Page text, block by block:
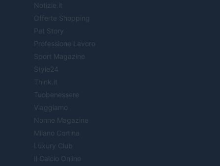
Notizie.it
Offerte Shopping
Pet Story
Professione Lavoro
Sport Magazine
Style24
Think.it
Tuobenessere
Viaggiamo
Nonne Magazine
Milano Cortina
Luxury Club
Il Calcio Online